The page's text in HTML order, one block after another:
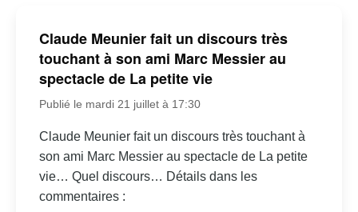
Claude Meunier fait un discours très
touchant à son ami Marc Messier au
spectacle de La petite vie
Publié le mardi 21 juillet à 17:30
Claude Meunier fait un discours très touchant à
son ami Marc Messier au spectacle de La petite
vie… Quel discours… Détails dans les
commentaires :